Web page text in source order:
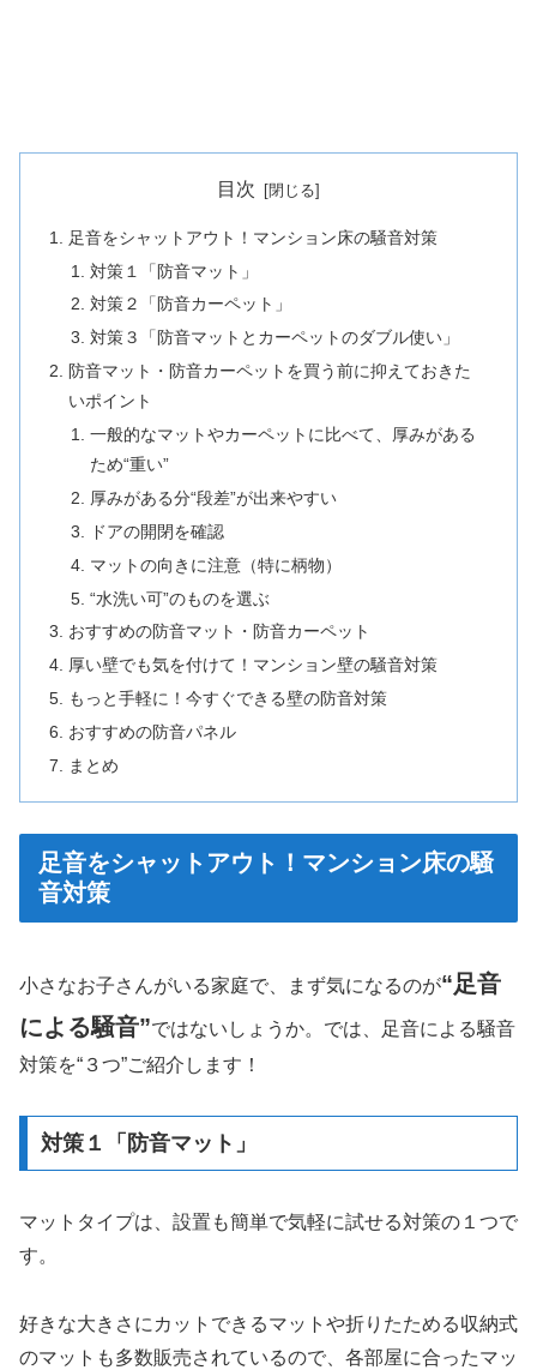
目次
足音をシャットアウト！マンション床の騒音対策
対策１「防音マット」
対策２「防音カーペット」
対策３「防音マットとカーペットのダブル使い」
防音マット・防音カーペットを買う前に抑えておきた
いポイント
一般的なマットやカーペットに比べて、厚みがある
ため“重い”
厚みがある分“段差”が出来やすい
ドアの開閉を確認
マットの向きに注意（特に柄物）
“水洗い可”のものを選ぶ
おすすめの防音マット・防音カーペット
厚い壁でも気を付けて！マンション壁の騒音対策
もっと手軽に！今すぐできる壁の防音対策
おすすめの防音パネル
まとめ
足音をシャットアウト！マンション床の騒
音対策
小さなお子さんがいる家庭で、まず気になるのが“足音
による騒音”ではないしょうか。では、足音による騒音
対策を“３つ”ご紹介します！
対策１「防音マット」
マットタイプは、設置も簡単で気軽に試せる対策の１つで
す。
好きな大きさにカットできるマットや折りたためる収納式
のマットも多数販売されているので、各部屋に合ったマッ